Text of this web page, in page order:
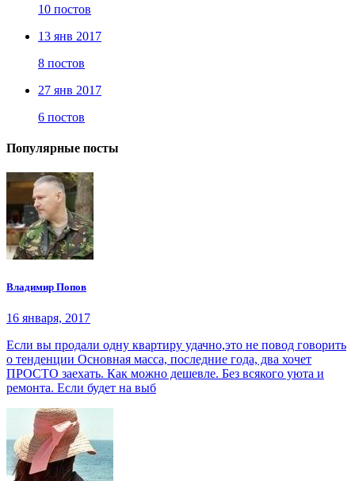
10 постов
13 янв 2017
8 постов
27 янв 2017
6 постов
Популярные посты
Владимир Попов
16 января, 2017
Если вы продали одну квартиру удачно,это не повод говорить
о тенденции Основная масса, последние года, два хочет
ПРОСТО заехать. Как можно дешевле. Без всякого уюта и
ремонта. Если будет на выб